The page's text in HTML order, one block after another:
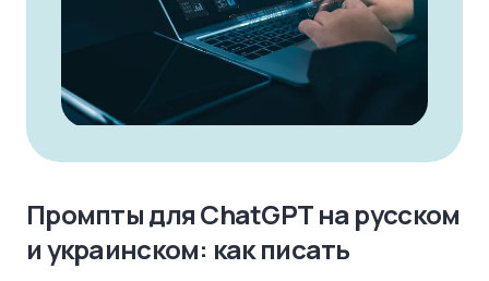
Промпты для ChatGPT на русском
и украинском: как писать